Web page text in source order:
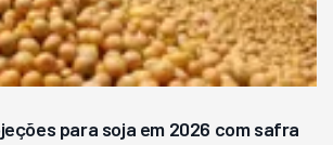
para soja em 2026 com safra